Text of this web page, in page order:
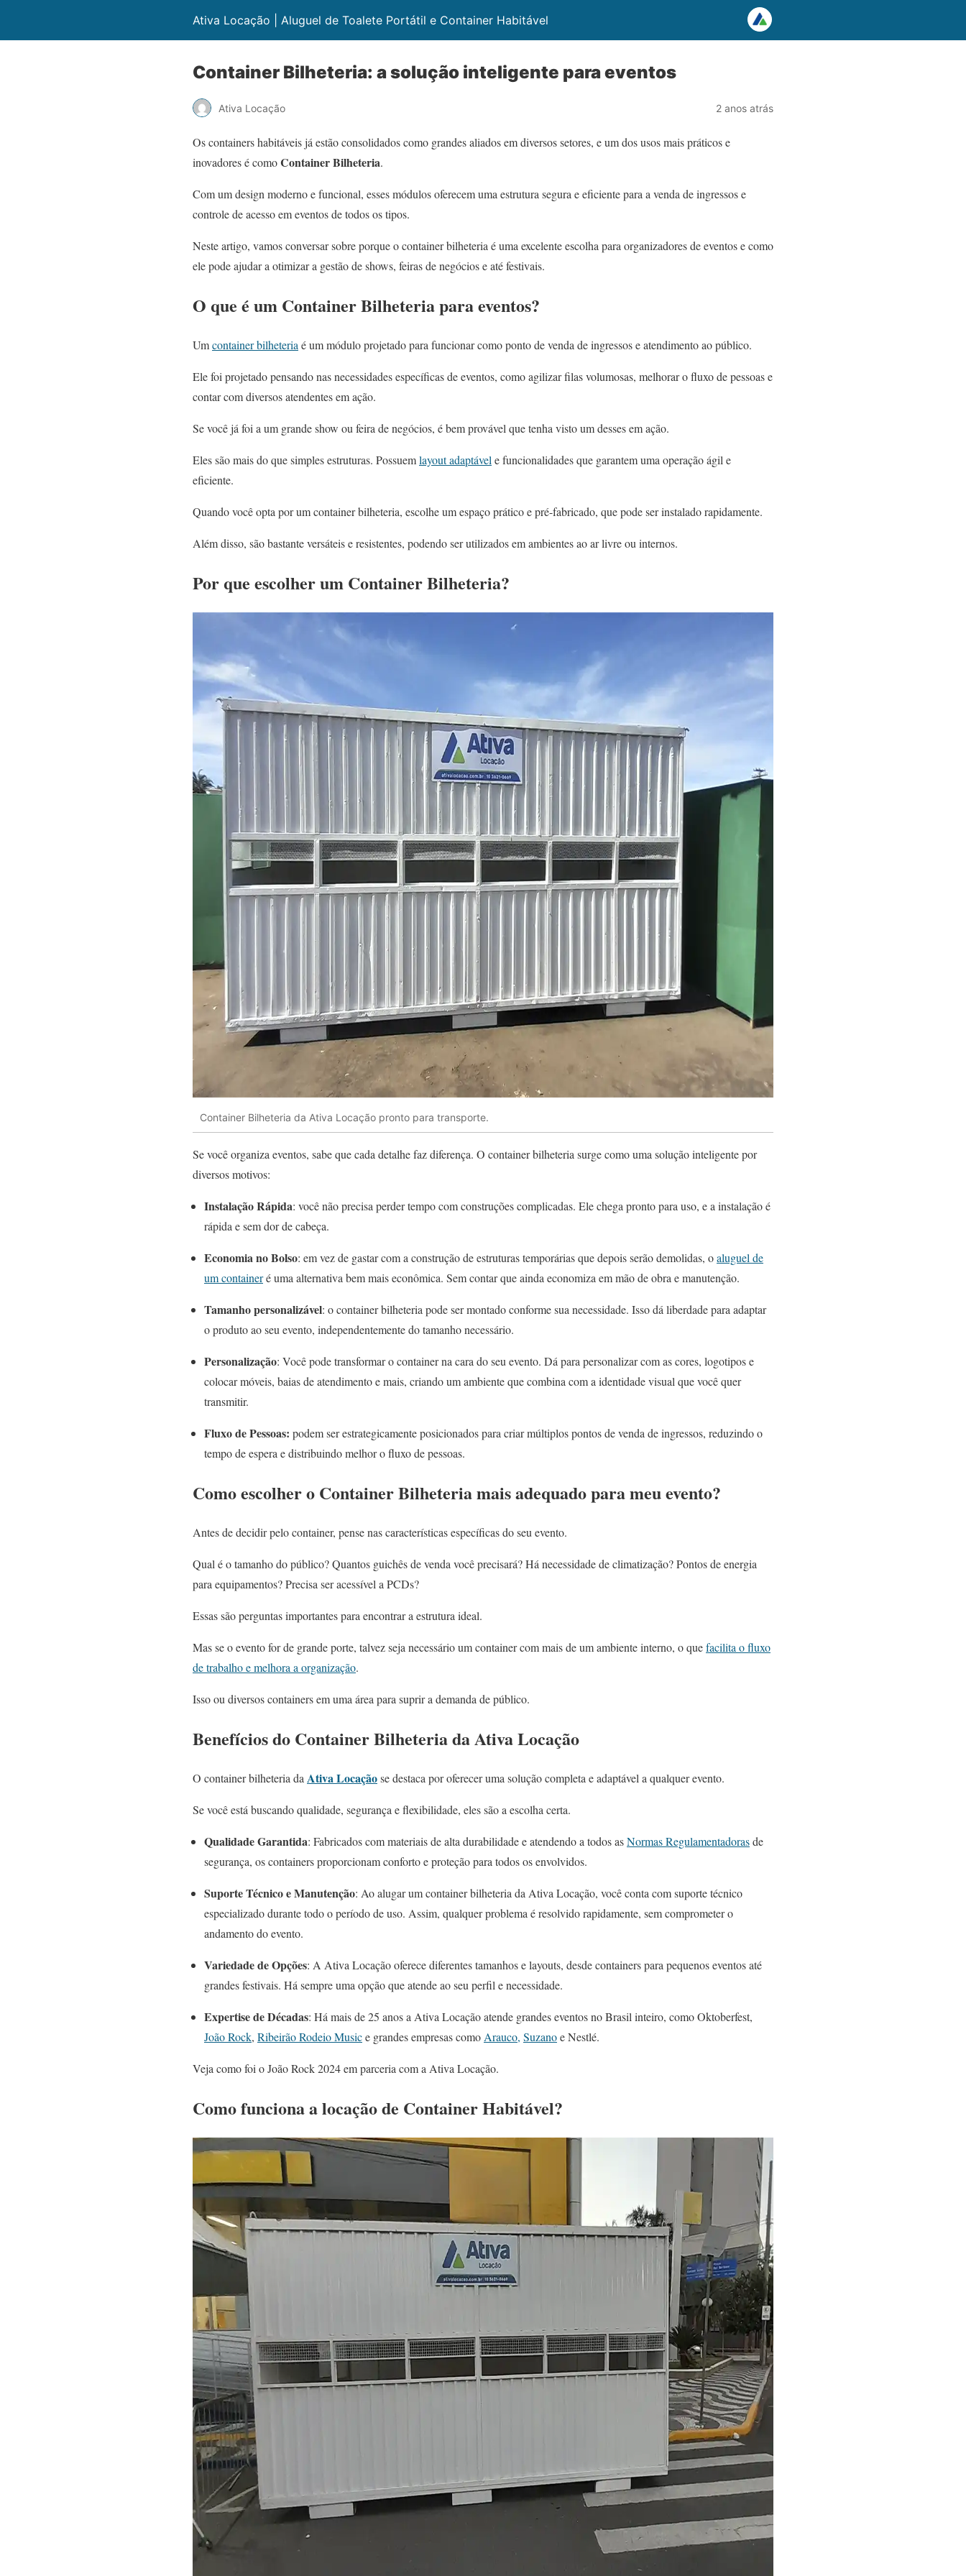
Ativa Locação | Aluguel de Toalete Portátil e Container Habitável
Container Bilheteria: a solução inteligente para eventos
Ativa Locação 2 anos atrás
Os containers habitáveis já estão consolidados como grandes aliados em diversos setores, e um dos usos mais práticos e
inovadores é comoContainer Bilheteria.
Com um design moderno e funcional, esses módulos oferecem uma estrutura segura e eficiente para a venda de ingressos e
controle de acesso em eventos de todos os tipos.
Neste artigo, vamos conversar sobre porque o container bilheteria é uma excelente escolha para organizadores de eventos e como
ele pode ajudar a otimizar a gestão de shows, feiras de negócios e até festivais.
O que é um Container Bilheteria para eventos?
Umcontainer bilheteria é um módulo projetado para funcionar como ponto de venda de ingressos e atendimento ao público.
Ele foi projetado pensando nas necessidades específicas de eventos, como agilizar filas volumosas, melhorar o fluxo de pessoas e
contar com diversos atendentes em ação.
Se você já foi a um grande show ou feira de negócios, é bem provável que tenha visto um desses em ação.
Eles são mais do que simples estruturas. Possuemlayout adaptável e funcionalidades que garantem uma operação ágil e
eficiente.
Quando você opta por um container bilheteria, escolhe um espaço prático e pré-fabricado, que pode ser instalado rapidamente.
Além disso, são bastante versáteis e resistentes, podendo ser utilizados em ambientes ao ar livre ou internos.
Por que escolher um Container Bilheteria?
Container Bilheteria da Ativa Locação pronto para transporte.
Se você organiza eventos, sabe que cada detalhe faz diferença. O container bilheteria surge como uma solução inteligente por
diversos motivos:
Instalação Rápida: você não precisa perder tempo com construções complicadas. Ele chega pronto para uso, e a instalação é
rápida e sem dor de cabeça.
Economia no Bolso: em vez de gastar com a construção de estruturas temporárias que depois serão demolidas, oaluguel de
um containeré uma alternativa bem mais econômica. Sem contar que ainda economiza em mão de obra e manutenção.
Tamanho personalizável: o container bilheteria pode ser montado conforme sua necessidade. Isso dá liberdade para adaptar
o produto ao seu evento, independentemente do tamanho necessário.
Personalização: Você pode transformar o container na cara do seu evento. Dá para personalizar com as cores, logotipos e
colocar móveis, baias de atendimento e mais, criando um ambiente que combina com a identidade visual que você quer
transmitir.
Fluxo de Pessoas: podem ser estrategicamente posicionados para criar múltiplos pontos de venda de ingressos, reduzindo o
tempo de espera e distribuindo melhor o fluxo de pessoas.
Como escolher o Container Bilheteria mais adequado para meu evento?
Antes de decidir pelo container, pense nas características específicas do seu evento.
Qual é o tamanho do público? Quantos guichês de venda você precisará? Há necessidade de climatização? Pontos de energia
para equipamentos? Precisa ser acessível a PCDs?
Essas são perguntas importantes para encontrar a estrutura ideal.
Mas se o evento for de grande porte, talvez seja necessário um container com mais de um ambiente interno, o quefacilita o fluxo
de trabalho e melhora a organização.
Isso ou diversos containers em uma área para suprir a demanda de público.
Benefícios do Container Bilheteria da Ativa Locação
O container bilheteria da Ativa Locaçãose destaca por oferecer uma solução completa e adaptável a qualquer evento.
Se você está buscando qualidade, segurança e flexibilidade, eles são a escolha certa.
Qualidade Garantida: Fabricados com materiais de alta durabilidade e atendendo a todos asNormas Regulamentadorasde
segurança, os containers proporcionam conforto e proteção para todos os envolvidos.
Suporte Técnico e Manutenção: Ao alugar um container bilheteria da Ativa Locação, você conta com suporte técnico
especializado durante todo o período de uso. Assim, qualquer problema é resolvido rapidamente, sem comprometer o
andamento do evento.
Variedade de Opções: A Ativa Locação oferece diferentes tamanhos e layouts, desde containers para pequenos eventos até
grandes festivais. Há sempre uma opção que atende ao seu perfil e necessidade.
Expertise de Décadas: Há mais de 25 anos a Ativa Locação atende grandes eventos no Brasil inteiro, como Oktoberfest,
João Rock, Ribeirão Rodeio Musice grandes empresas como Arauco, Suzanoe Nestlé.
Veja como foi o João Rock 2024 em parceria com a Ativa Locação.
Como funciona a locação de Container Habitável?